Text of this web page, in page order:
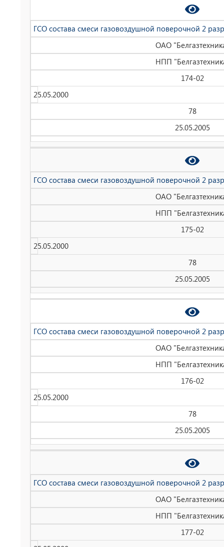
ГСО состава смеси газовоздушной поверочной 2
ОАО
НПП
174-02
25.05.2000
78
25.05.2005
ГСО состава смеси газовоздушной поверочной 2
ОАО
НПП
175-02
25.05.2000
78
25.05.2005
ГСО состава смеси газовоздушной поверочной 2
ОАО
НПП
176-02
25.05.2000
78
25.05.2005
ГСО состава смеси газовоздушной поверочной 2
ОАО
НПП
177-02